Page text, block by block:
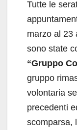
Tutte le
marzo al 23
sono state
“Gruppo
gruppo
volontaria
precedenti
scomparsa,